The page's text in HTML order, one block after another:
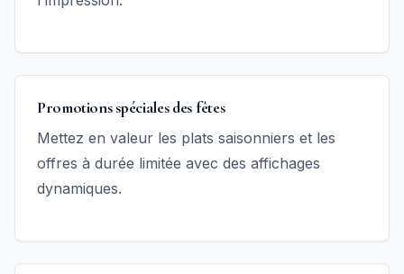
Promotions spéciales des fêtes
Mettez en valeur les plats saisonniers et les
offres à durée limitée avec des affichages
dynamiques.